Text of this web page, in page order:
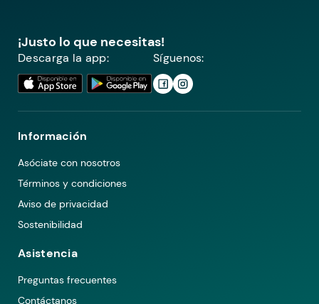
¡Justo lo que necesitas!
Descarga la app: Síguenos:
Información
Asóciate con nosotros
Términos y condiciones
Aviso de privacidad
Sostenibilidad
Asistencia
Preguntas frecuentes
Contáctanos